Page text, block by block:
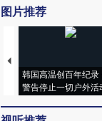
图片推荐
韩国高温创百年纪录
警告停止一切户外活